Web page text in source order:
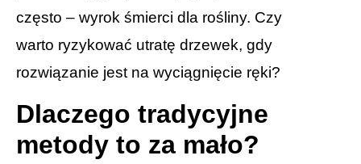
często – wyrok śmierci dla rośliny. Czy
warto ryzykować utratę drzewek, gdy
rozwiązanie jest na wyciągnięcie ręki?
Dlaczego tradycyjne
metody to za mało?